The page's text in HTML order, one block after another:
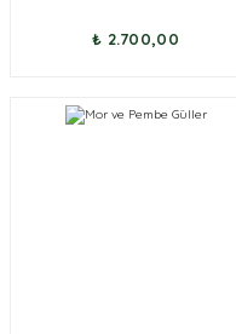
₺ 2.700,00